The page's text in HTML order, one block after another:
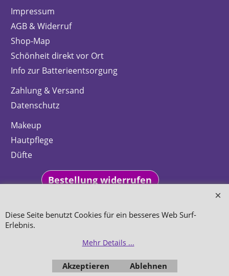
Impressum
AGB & Widerruf
Shop-Map
Schönheit direkt vor Ort
Info zur Batterieentsorgung
Zahlung & Versand
Datenschutz
Makeup
Hautpflege
Düfte
Bestellung widerrufen
ShopFactory Shop
Software.
Diese Seite benutzt Cookies für ein besseres Web Surf-
Erlebnis.
Mehr Details ...
Akzeptieren Ablehnen